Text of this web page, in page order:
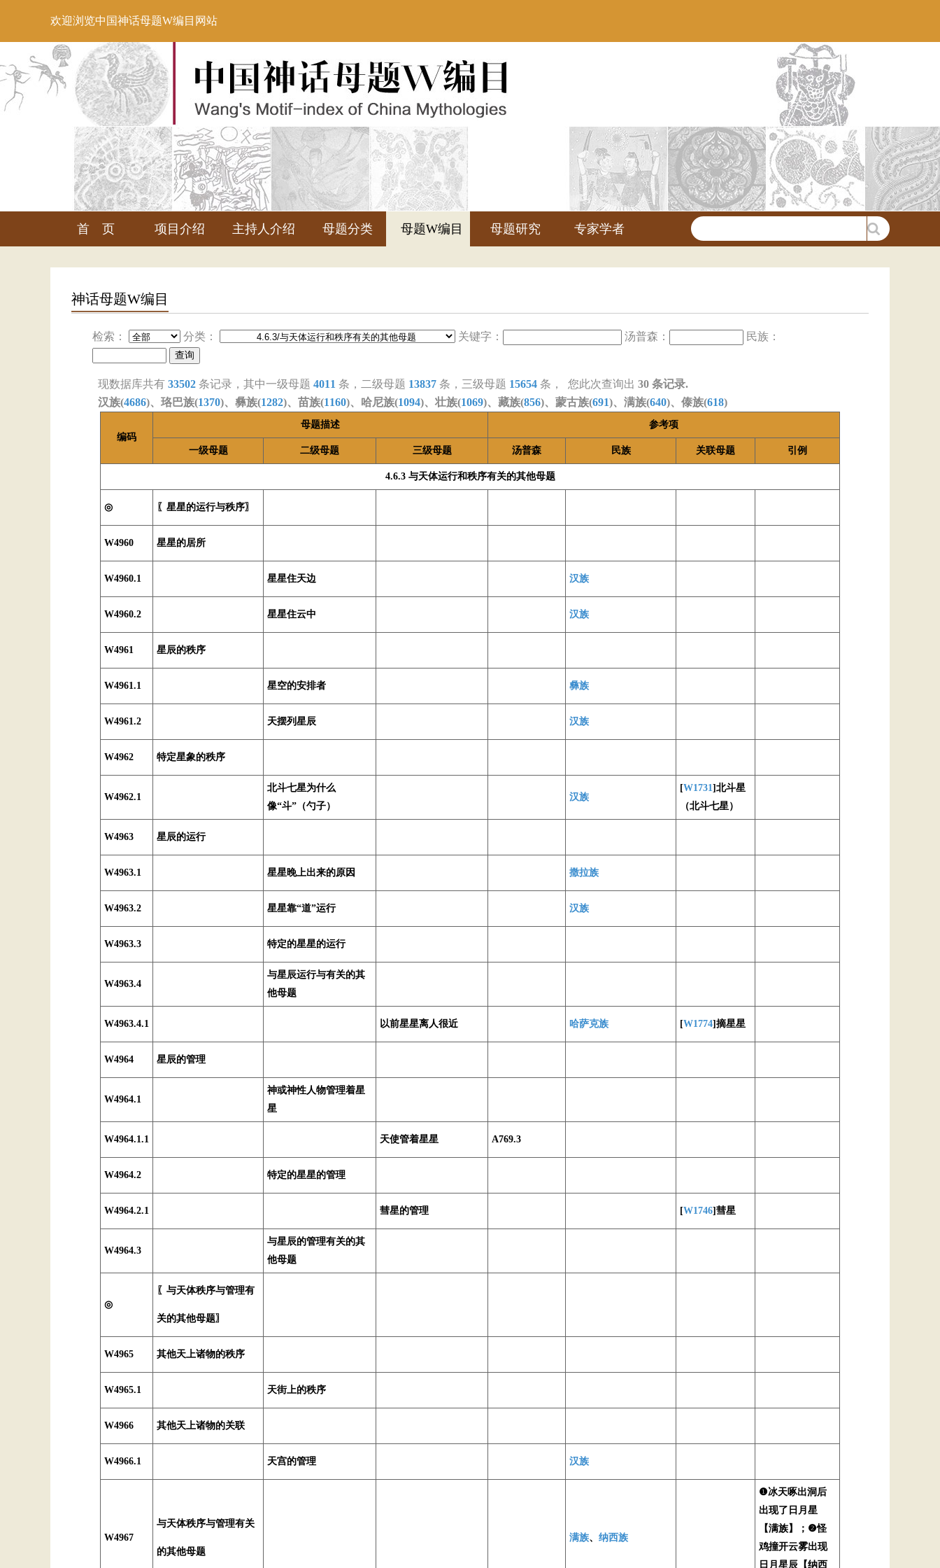
欢迎浏览中国神话母题W编目网站
首 页 项目介绍 主持人介绍 母题分类 母题W编目 母题研究 专家学者
神话母题W编目
检索： 分类： 关键字： 汤普森： 民族：
现数据库共有 33502 条记录，其中一级母题 4011 条，二级母题 13837 条，三级母题 15654 条， 您此次查询出 30 条记录.
汉族(4686)、珞巴族(1370)、彝族(1282)、苗族(1160)、哈尼族(1094)、壮族(1069)、藏族(856)、蒙古族(691)、满族(640)、傣族(618)
编码
母题描述 参考项
一级母题 二级母题 三级母题 汤普森 民族 关联母题 引例
4.6.3 与天体运行和秩序有关的其他母题
◎ 〖星星的运行与秩序〗
W4960 星星的居所
W4960.1 星星住天边 汉族
W4960.2 星星住云中 汉族
W4961 星辰的秩序
W4961.1 星空的安排者 彝族
W4961.2 天摆列星辰 汉族
W4962 特定星象的秩序
W4962.1
北斗七星为什么
像“斗”（勺子）
汉族
[W1731]北斗星
（北斗七星）
W4963 星辰的运行
W4963.1 星星晚上出来的原因 撒拉族
W4963.2 星星靠“道”运行 汉族
W4963.3 特定的星星的运行
W4963.4
与星辰运行与有关的其
他母题
W4963.4.1 以前星星离人很近 哈萨克族 [W1774]摘星星
W4964 星辰的管理
W4964.1
神或神性人物管理着星
星
W4964.1.1 天使管着星星 A769.3
W4964.2 特定的星星的管理
W4964.2.1 彗星的管理 [W1746]彗星
W4964.3
与星辰的管理有关的其
他母题
◎
〖与天体秩序与管理有
关的其他母题〗
W4965 其他天上诸物的秩序
W4965.1 天街上的秩序
W4966 其他天上诸物的关联
W4966.1 天宫的管理 汉族
W4967
与天体秩序与管理有关
的其他母题
满族、 纳西族
❶冰天啄出洞后
出现了日月星
【满族】；❷怪
鸡撞开云雾出现
日月星辰【纳西